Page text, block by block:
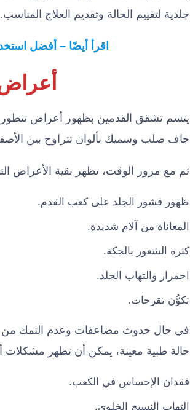
جلدية لتقييم الحالة وتقديم العلاج المناسب.
اقرأ أيضًا – أفضل
يتسم تشقق القدمين بظهور أعراض تتطور
جاف صلب وسميك بألوان تتراوح بين
ثم مع مرور الوقت، تظهر بقية الأعراض
ظهور قشور الجلد على كعب القدم.
المعاناة من آلام شديدة.
كثرة الشعور بالحكة.
احمرار والتهاب الجلد.
تكوُّن تقرحات.
في حال حدوث مضاعفات وعدم التمك من
حالة طبية معينة، يمكن أن تظهر مشكلات
فقدان الإحساس في الكعب.
التهاب النسيج الخلوي.